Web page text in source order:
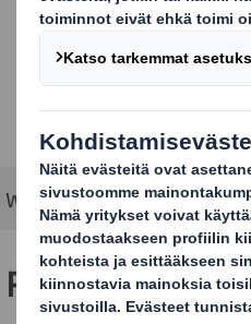
Worldstar winner 2026
Pohjoismaiset